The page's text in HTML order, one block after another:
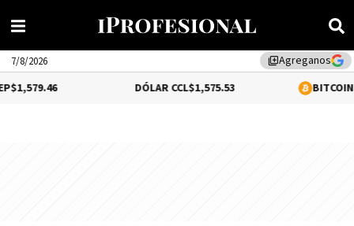
library_addAgreganos
7/8/2026
DÓLAR CCL$1,575.53 BITCOIN0.92%